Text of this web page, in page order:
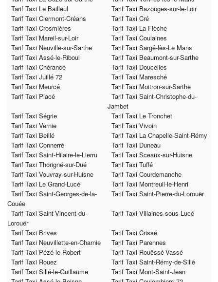
Tarif Taxi Le Bailleul
Tarif Taxi Bazouges-sur-le-Loir
Tarif Taxi Clermont-Créans
Tarif Taxi Cré
Tarif Taxi Crosmières
Tarif Taxi La Flèche
Tarif Taxi Mareil-sur-Loir
Tarif Taxi Coulaines
Tarif Taxi Neuville-sur-Sarthe
Tarif Taxi Sargé-lès-Le Mans
Tarif Taxi Assé-le-Riboul
Tarif Taxi Beaumont-sur-Sarthe
Tarif Taxi Chérancé
Tarif Taxi Doucelles
Tarif Taxi Juillé 72
Tarif Taxi Maresché
Tarif Taxi Meurcé
Tarif Taxi Moitron-sur-Sarthe
Tarif Taxi Piacé
Tarif Taxi Saint-Christophe-du-
Jambet
Tarif Taxi Ségrie
Tarif Taxi Le Tronchet
Tarif Taxi Vernie
Tarif Taxi Vivoin
Tarif Taxi Beillé
Tarif Taxi La Chapelle-Saint-Rémy
Tarif Taxi Connerré
Tarif Taxi Duneau
Tarif Taxi Saint-Hilaire-le-Lierru
Tarif Taxi Sceaux-sur-Huisne
Tarif Taxi Thorigné-sur-Dué
Tarif Taxi Tuffé
Tarif Taxi Vouvray-sur-Huisne
Tarif Taxi Courdemanche
Tarif Taxi Le Grand-Lucé
Tarif Taxi Montreuil-le-Henri
Tarif Taxi Saint-Georges-de-la-
Couée
Tarif Taxi Saint-Pierre-du-Lorouër
Tarif Taxi Saint-Vincent-du-
Lorouër
Tarif Taxi Villaines-sous-Lucé
Tarif Taxi Brives
Tarif Taxi Crissé
Tarif Taxi Neuvillette-en-Charnie
Tarif Taxi Parennes
Tarif Taxi Pézé-le-Robert
Tarif Taxi Rouëssé-Vassé
Tarif Taxi Rouez
Tarif Taxi Saint-Rémy-de-Sillé
Tarif Taxi Sillé-le-Guillaume
Tarif Taxi Mont-Saint-Jean